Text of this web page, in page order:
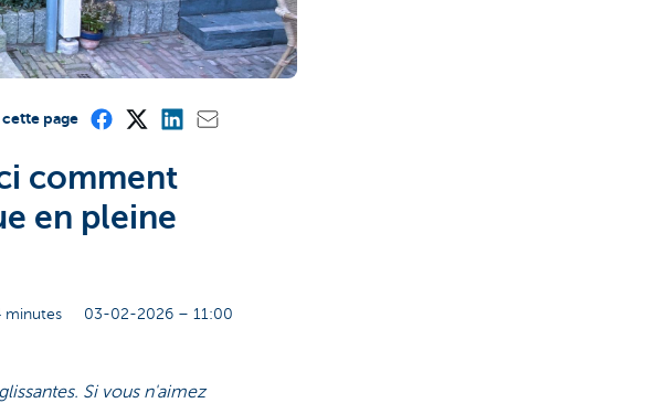
cette page
comment
en pleine
minutes 03-02-2026 – 11:00
Si vous n'aimez